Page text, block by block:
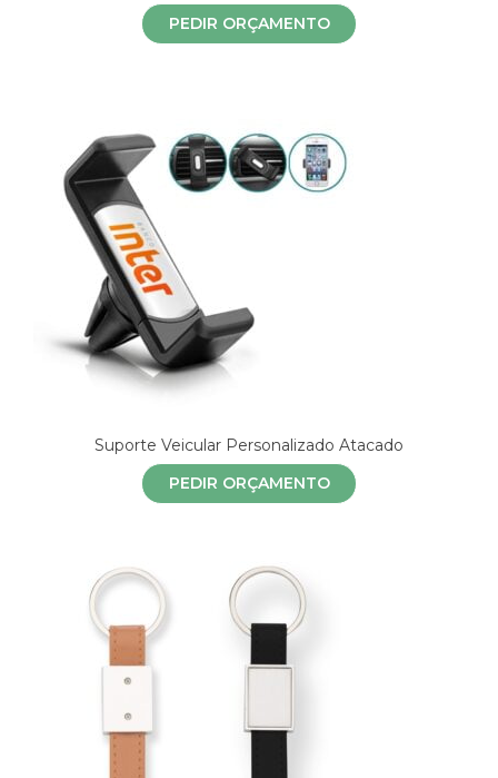
PEDIR ORÇAMENTO
Suporte Veicular Personalizado Atacado
PEDIR ORÇAMENTO